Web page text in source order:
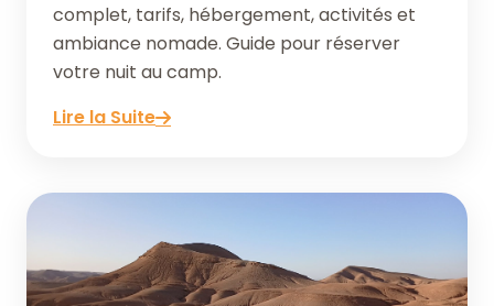
complet, tarifs, hébergement, activités et
ambiance nomade. Guide pour réserver
votre nuit au camp.
Lire la Suite